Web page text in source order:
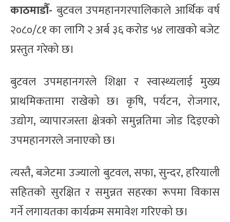
काठमाडौँ- बुटवल उपमहानगरपालिकाले आर्थिक वर्ष
२०८०/८१ का लागि २ अर्ब ३६ करोड ५४ लाखको बजेट
प्रस्तुत गरेको छ।
बुटवल उपमहानगरले शिक्षा र स्वास्थ्यलाई मुख्य
प्राथमिकतामा राखेको छ। कृषि, पर्यटन, रोजगार,
उद्योग, व्यापारजस्ता क्षेत्रको समुन्नतिमा जोड दिइएको
उपमहानगरले जनाएको छ।
त्यस्तै, बजेटमा उज्यालो बुटवल, सफा, सुन्दर, हरियाली
सहितको सुरक्षित र समुन्नत सहरका रूपमा विकास
गर्ने लगायतका कार्यक्रम समावेश गरिएको छ।